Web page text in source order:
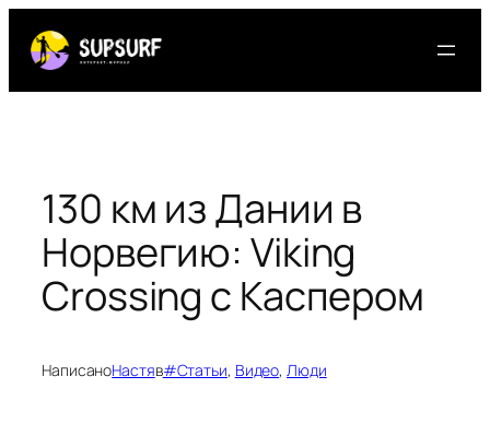
содержимому
130 км из Дании в
Норвегию: Viking
Crossing с Каспером
НаписаноНастяв#Статьи, Видео, Люди